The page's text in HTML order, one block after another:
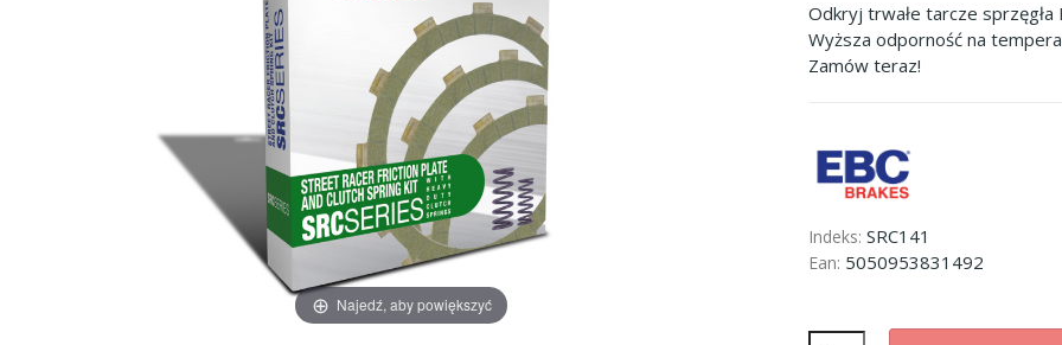
Najedź, aby powiększyć
Odkryj trwałe tarcze sprzęgła
Wyższa odporność na
Zamów teraz!
Indeks: SRC141
Ean: 5050953831492